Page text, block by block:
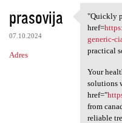
prasovija
07.10.2024
Adres
"Quickly
"Quickly
href=
generic-
practical
Your
solutions
href="
from
reliable